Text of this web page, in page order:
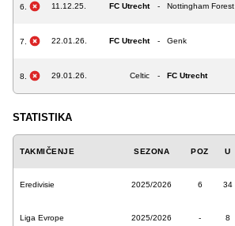
6. 11.12.25. FC Utrecht - Nottingham Forest
7. 22.01.26. FC Utrecht - Genk
8. 29.01.26. Celtic - FC Utrecht
STATISTIKA
TAKMIČENJE SEZONA POZ U
Eredivisie 2025/2026 6 34
Liga Evrope 2025/2026 - 8